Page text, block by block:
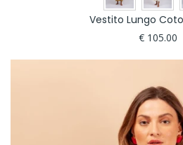
Vestito Lungo
€ 105.00